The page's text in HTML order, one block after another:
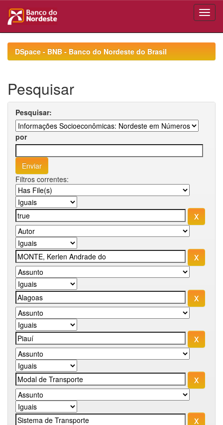
navigationDSpace - BNB - Banco do Nordeste do Brasil
Pesquisar
Pesquisar:
por
Filtros correntes: